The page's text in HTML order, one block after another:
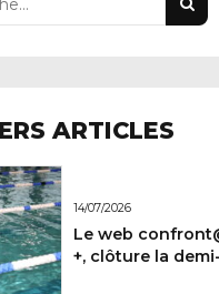
ARTICLES
14/07/2026
Le web
+, clôture la